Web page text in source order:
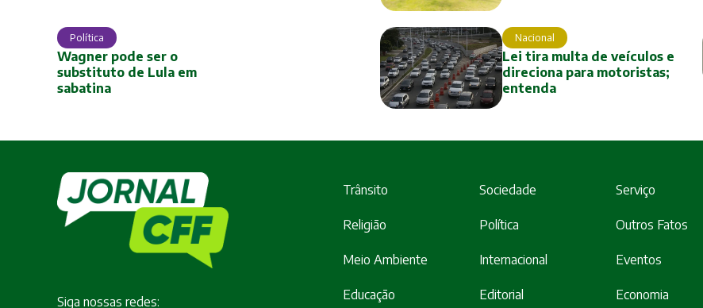
Política
Wagner pode ser o
substituto de Lula em
sabatina
Nacional
Lei tira multa de veículos e
direciona para motoristas;
entenda
Siga nossas redes:
Trânsito Sociedade Serviço
Religião Política Outros Fatos
Meio Ambiente Internacional Eventos
Educação Editorial Economia